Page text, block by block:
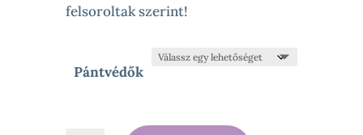
felsoroltak szerint!
Pántvédők